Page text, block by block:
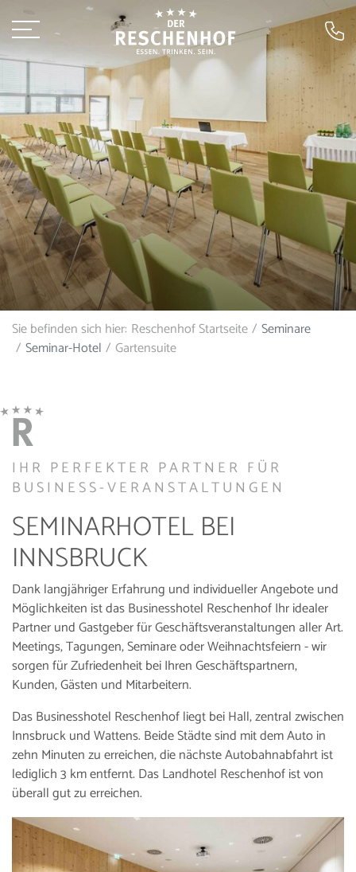
Sie befinden sich hier: Reschenhof Startseite
Seminare
Seminar-Hotel
Gartensuite
IHR PERFEKTER PARTNER FÜR
BUSINESS-VERANSTALTUNGEN
SEMINARHOTEL BEI
INNSBRUCK
Dank langjähriger Erfahrung und individueller Angebote und
Möglichkeiten ist das Businesshotel Reschenhof Ihr idealer
Partner und Gastgeber für Geschäftsveranstaltungen aller Art.
Meetings, Tagungen, Seminare oder Weihnachtsfeiern - wir
sorgen für Zufriedenheit bei Ihren Geschäftspartnern,
Kunden, Gästen und Mitarbeitern.
Das Businesshotel Reschenhof liegt bei Hall, zentral zwischen
Innsbruck und Wattens. Beide Städte sind mit dem Auto in
zehn Minuten zu erreichen, die nächste Autobahnabfahrt ist
lediglich 3 km entfernt. Das Landhotel Reschenhof ist von
überall gut zu erreichen.